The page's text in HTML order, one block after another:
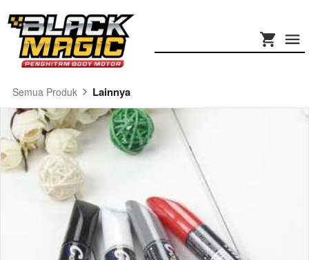
Semua Produk Lainnya